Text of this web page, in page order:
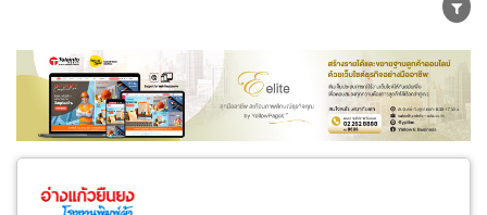
Wholesale Retail Manufacturer
Dealer
Exporter/Importer
Service Business